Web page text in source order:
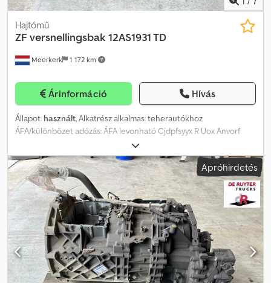
Meerkerk 1 172 km
Hajtómű
ZF versnellingsbak 12AS1931 TD
Árinformáció Hívás
Állapot: használt, Alkatrész alkalmas: teherautókhoz
ÁFA/különbözet adózás: ÁFA levonható Cjdpfsyyx R Uox Anvorf
Apróhirdetés